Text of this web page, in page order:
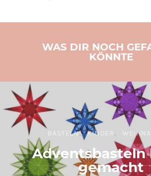
WAS DIR NOCH
KÖNNTE
BASTELN KINDER
Adventsbasteln
gemacht